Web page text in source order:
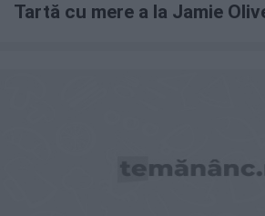
Tartă cu mere a la Jamie